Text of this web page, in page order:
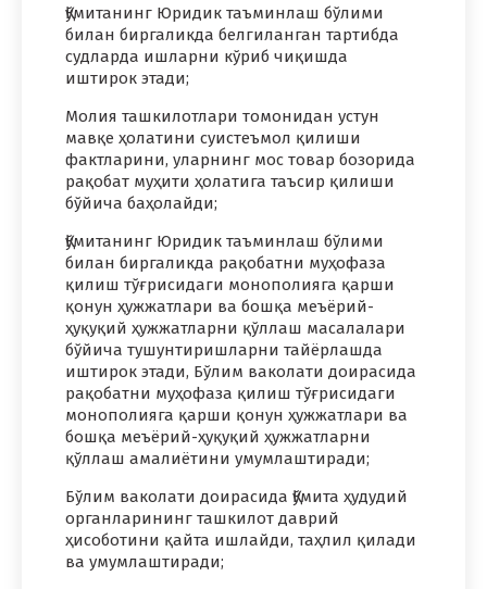
Қўмитанинг Юридик таъминлаш бўлими
билан биргаликда белгиланган тартибда
судларда ишларни кўриб чиқишда
иштирок этади;
Молия ташкилотлари томонидан устун
мавқе ҳолатини суистеъмол қилиши
фактларини, уларнинг мос товар бозорида
рақобат муҳити ҳолатига таъсир қилиши
бўйича баҳолайди;
Қўмитанинг Юридик таъминлаш бўлими
билан биргаликда рақобатни муҳофаза
қилиш тўғрисидаги монополияга қарши
қонун ҳужжатлари ва бошқа меъёрий-
ҳуқуқий ҳужжатларни қўллаш масалалари
бўйича тушунтиришларни тайёрлашда
иштирок этади, Бўлим ваколати доирасида
рақобатни муҳофаза қилиш тўғрисидаги
монополияга қарши қонун ҳужжатлари ва
бошқа меъёрий-ҳуқуқий ҳужжатларни
қўллаш амалиётини умумлаштиради;
Бўлим ваколати доирасида Қўмита ҳудудий
органларининг ташкилот даврий
ҳисоботини қайта ишлайди, таҳлил қилади
ва умумлаштиради;